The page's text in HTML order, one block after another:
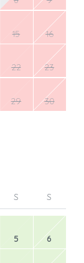
15 16
22 23
29 30
S S
5 6